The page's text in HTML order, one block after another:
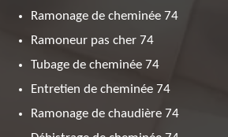
Ramonage de cheminée 74
Ramoneur pas cher 74
Tubage de cheminée 74
Entretien de cheminée 74
Ramonage de chaudière 74